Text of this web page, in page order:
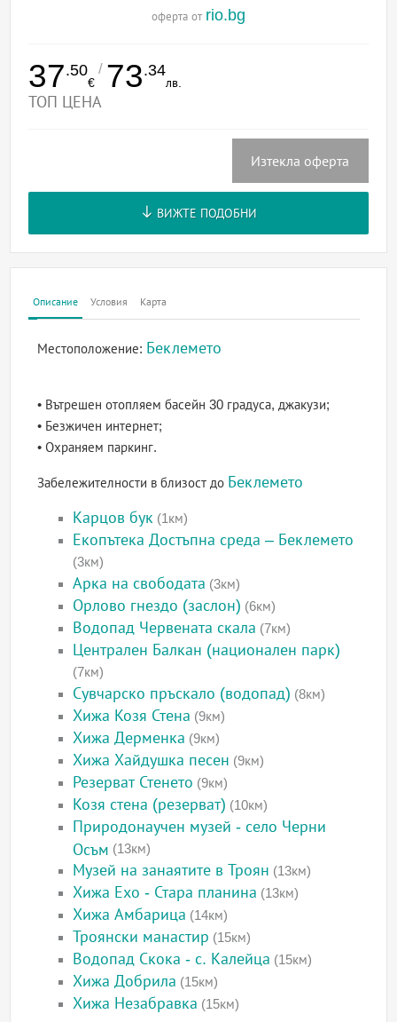
оферта от rio.bg
37.50
€
/ 73.34
лв.
ТОП ЦЕНА
Изтекла оферта
ВИЖТЕ ПОДОБНИ
Описание Условия Карта
Местоположение: Беклемето
• Вътрешен отопляем басейн 30 градуса, джакузи;
• Безжичен интернет;
• Охраняем паркинг.
Забележителности в близост до Беклемето
Карцов бук (1км)
Екопътека Достъпна среда – Беклемето
(3км)
Арка на свободата (3км)
Орлово гнездо (заслон) (6км)
Водопад Червената скала (7км)
Централен Балкан (национален парк)
(7км)
Сувчарско пръскало (водопад) (8км)
Хижа Козя Стена (9км)
Хижа Дерменка (9км)
Хижа Хайдушка песен (9км)
Резерват Стенето (9км)
Козя стена (резерват) (10км)
Природонаучен музей - село Черни
Осъм (13км)
Музей на занаятите в Троян (13км)
Хижа Ехо - Стара планина (13км)
Хижа Амбарица (14км)
Троянски манастир (15км)
Водопад Скока - с. Калейца (15км)
Хижа Добрила (15км)
Хижа Незабравка (15км)